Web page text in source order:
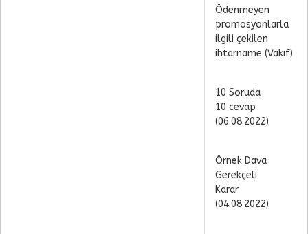
Ödenmeyen
promosyonlarla
ilgili çekilen
ihtarname (Vakıf)
10 Soruda
10 cevap
(06.08.2022)
Örnek Dava
Gerekçeli
Karar
(04.08.2022)